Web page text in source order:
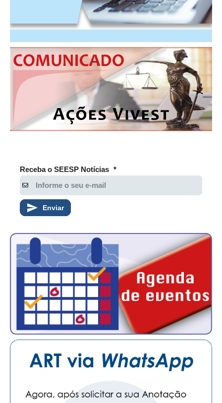
OPORTUNIDADES
APRESENTAÇÃO
EMPREGO E ESTÁGIO
CARREIRA
CONTATO
ENGENHEIRO EMPREENDEDOR
SEESP EDUCAÇÃO
PLATAFORMAS GRATUITAS
BENEFÍCIOS
CONVÊNIOS
PLANO DE SAÚDE
Receba o SEESP Notícias *
Enviar